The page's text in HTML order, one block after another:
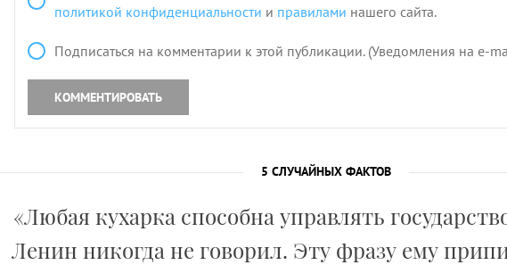
политикой конфиденциальности и правилами нашего сайта.
Подписаться на комментарии к этой публикации. (Уведомления на e-
КОММЕНТИРОВАТЬ
5 СЛУЧАЙНЫХ ФАКТОВ
«Любая кухарка способна управлять
Ленин никогда не говорил. Эту фразу ему